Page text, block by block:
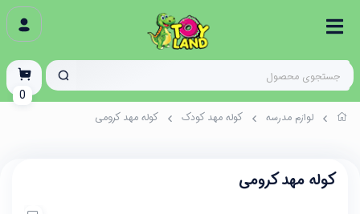
لوازم مدرسه کوله مهد کودک کوله مهد کرومی
کوله مهد کرومی
0